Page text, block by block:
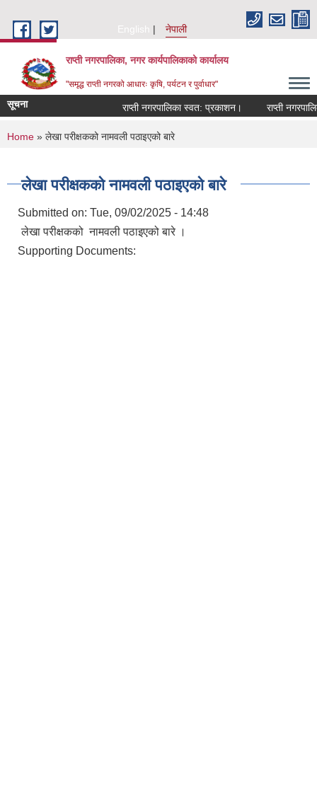
English
नेपाली
राप्ती नगरपालिका, नगर कार्यपालिकाको कार्यालय
"समृद्ध राप्ती नगरको आधारः कृषि, पर्यटन र पुर्वाधार"
सूचना राप्ती नगरपालिका स्वत: प्रकाशन। राप्ती
You are here
Home » लेखा परीक्षकको नामवली पठाइएको बारे
लेखा परीक्षकको नामवली पठाइएको बारे
Submitted on: Tue, 09/02/2025 - 14:48
लेखा परीक्षकको नामवली पठाइएको बारे ।
Supporting Documents: